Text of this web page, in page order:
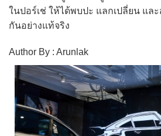
ในปอร์เช่ ให้ได้พบปะ แลกเปลี่ยน แล
กันอย่างแท้จริง
Author By : Arunlak